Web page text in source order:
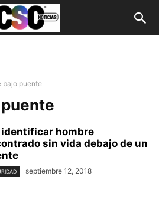
bajo puente
identificar hombre
sin vida debajo de un
septiembre 12, 2018